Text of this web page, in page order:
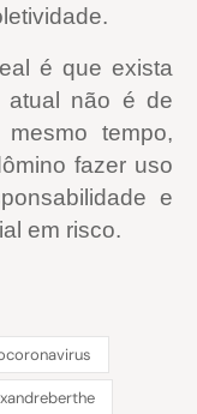
é que exista
atual não é de
tempo,
fazer uso
e
em risco.